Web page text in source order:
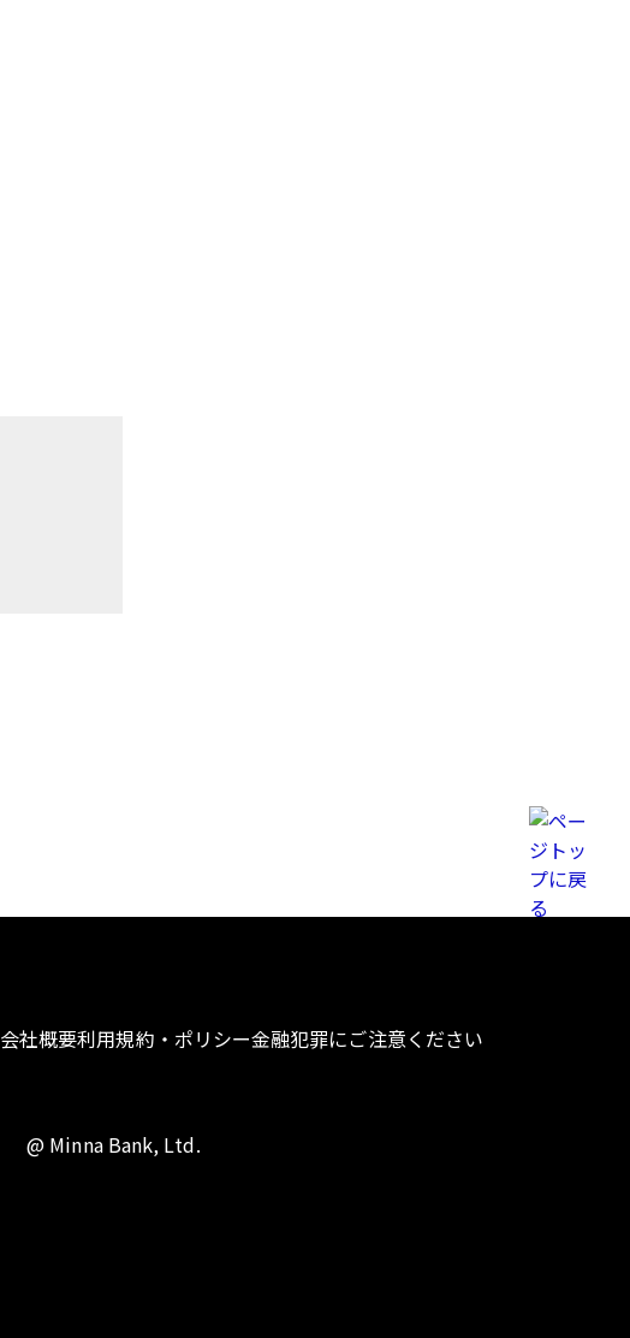
会社概要利用規約・ポリシー金融犯罪にご注意ください
@ Minna Bank, Ltd.